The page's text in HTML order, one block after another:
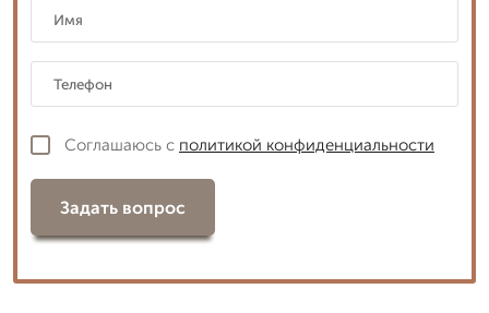
Соглашаюсь с политикой конфиденциальности
Задать вопрос